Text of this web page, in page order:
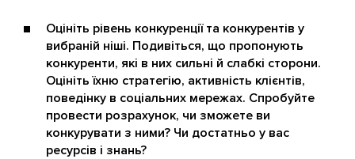
Оцініть рівень конкуренції та конкурентів у
вибраній ніші. Подивіться, що пропонують
конкуренти, які в них сильні й слабкі сторони.
Оцініть їхню стратегію, активність клієнтів,
поведінку в соціальних мережах. Спробуйте
провести розрахунок, чи зможете ви
конкурувати з ними? Чи достатньо у вас
ресурсів і знань?